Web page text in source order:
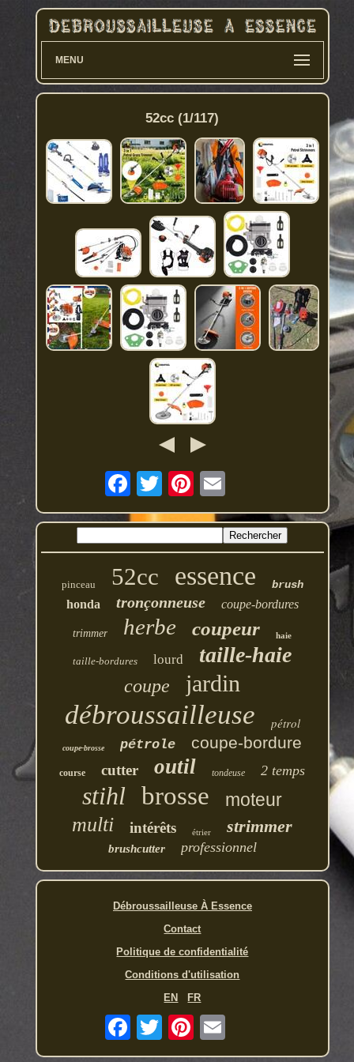
MENU
52cc (1/117)
pinceau 52cc essence brush
honda tronçonneuse coupe-bordures
trimmer herbe coupeur haie
taille-bordures lourd taille-haie
coupe jardin
débroussailleuse pétrol
coupe-brosse pétrole coupe-bordure
course cutter outil tondeuse 2 temps
stihl brosse moteur
multi intérêts étrier strimmer
brushcutter professionnel
Débroussailleuse À Essence
Contact
Politique de confidentialité
Conditions d'utilisation
EN
FR